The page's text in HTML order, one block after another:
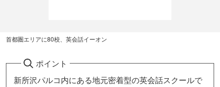
首都圏エリアに80校、英会話イーオン
ポイント
新所沢パルコ内にある地元密着型の英会話スクールで